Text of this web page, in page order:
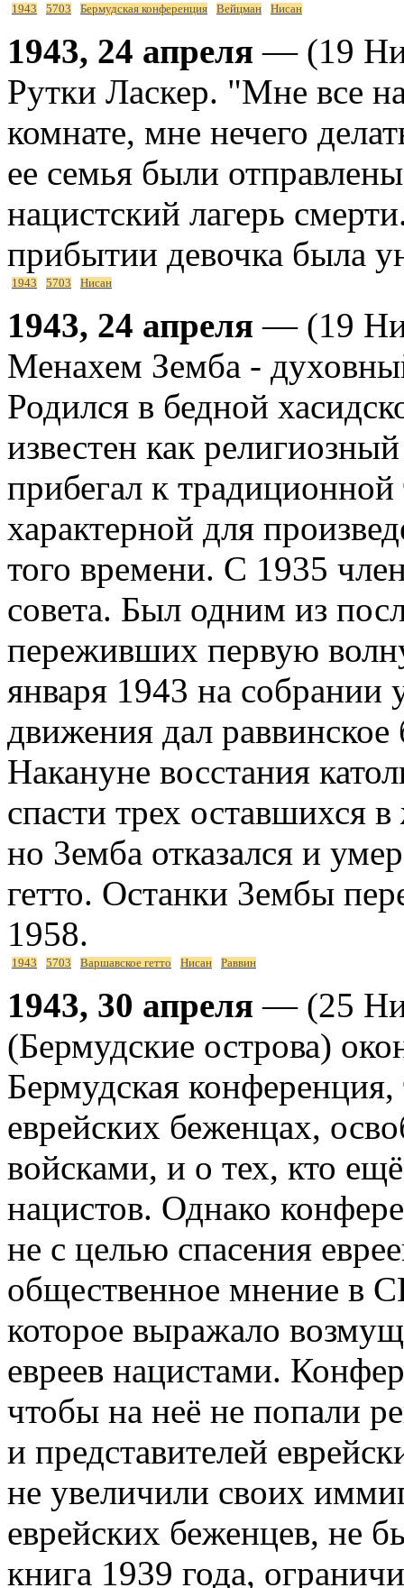
1943 5703 Бермудская конференция Вейцман Нисан
1943, 24 апреля — (19
Рутки Ласкер. "Мне все
комнате, мне нечего
ее семья были
нацистский лагерь
прибытии девочка была
1943 5703 Нисан
1943, 24 апреля — (19
Менахем Земба -
Родился в бедной
известен как
прибегал к
характерной для
того времени. С 1935
совета. Был одним из
переживших первую
января 1943 на собрании
движения дал раввинское
Накануне восстания
спасти трех оставшихся
но 3емба отказался и
гетто. Останки 3ембы
1958.
1943 5703 Варшавское гетто Нисан Раввин
1943, 30 апреля — (25
(Бермудские острова)
Бермудская
еврейских беженцах,
войсками, и о тех, кто
нацистов. Однако
не с целью спасения
общественное мнение в
которое выражало
евреев нацистами.
чтобы на неё не попали
и представителей
не увеличили своих
еврейских беженцев, не
книга 1939 года,